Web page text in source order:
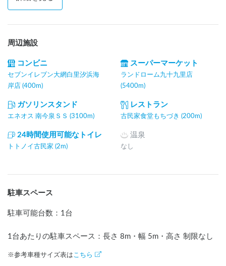
周辺施設
コンビニ
セブンイレブン大網白里汐浜海
岸店 (400m)
スーパーマーケット
ランドローム九十九里店
(5400m)
ガソリンスタンド
エネオス 南今泉ＳＳ (3100m)
レストラン
古民家食堂もちづき (200m)
24時間使用可能なトイレ
トトノイ古民家 (2m)
温泉
なし
駐車スペース
駐車可能台数 ： 1台
1台あたりの駐車スペース：長さ 8m ・幅 5m ・高さ 制限なし
※参考車種サイズ表は こちら